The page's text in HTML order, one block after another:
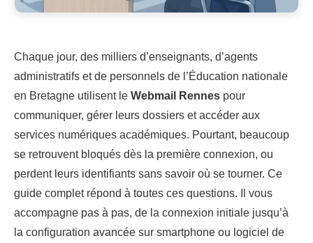
Chaque jour, des milliers d’enseignants, d’agents
administratifs et de personnels de l’Éducation nationale
en Bretagne utilisent le Webmail Rennes pour
communiquer, gérer leurs dossiers et accéder aux
services numériques académiques. Pourtant, beaucoup
se retrouvent bloqués dès la première connexion, ou
perdent leurs identifiants sans savoir où se tourner. Ce
guide complet répond à toutes ces questions. Il vous
accompagne pas à pas, de la connexion initiale jusqu’à
la configuration avancée sur smartphone ou logiciel de